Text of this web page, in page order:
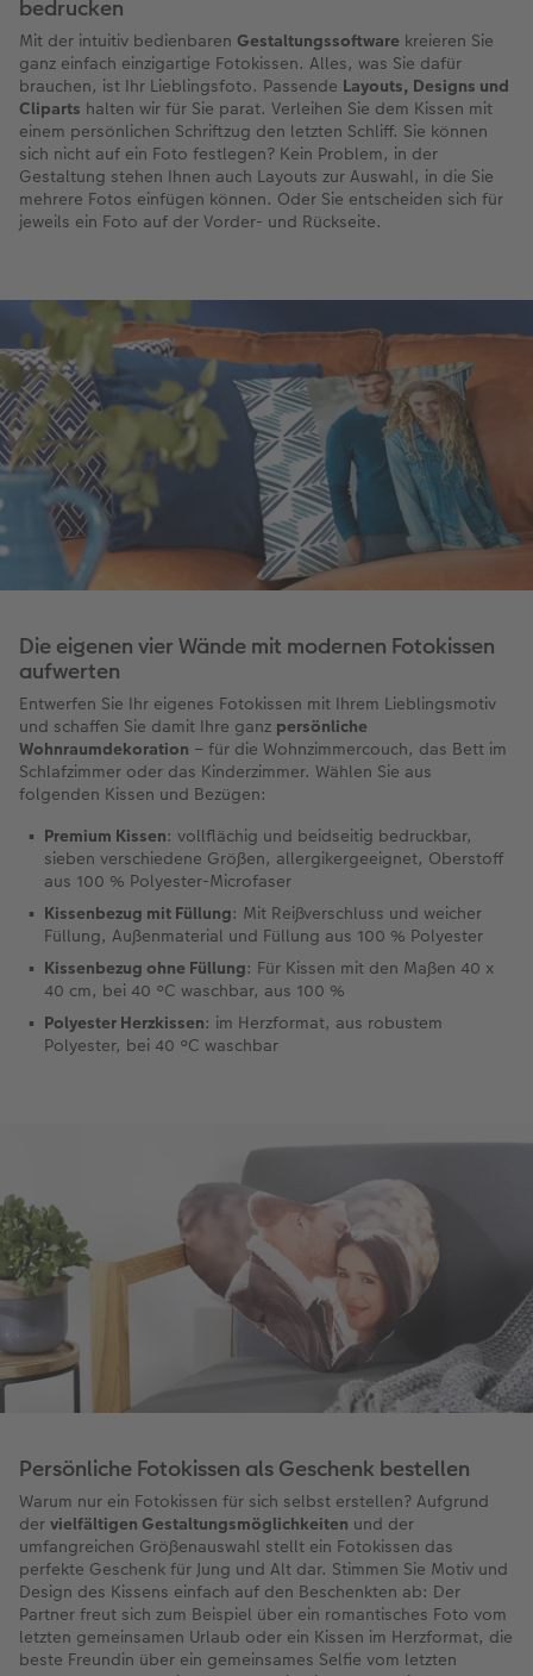
bedrucken
Mit der intuitiv bedienbaren Gestaltungssoftware kreieren Sie
ganz einfach einzigartige Fotokissen. Alles, was Sie dafür
brauchen, ist Ihr Lieblingsfoto. Passende Layouts, Designs und
Cliparts halten wir für Sie parat. Verleihen Sie dem Kissen mit
einem persönlichen Schriftzug den letzten Schliff. Sie können
sich nicht auf ein Foto festlegen? Kein Problem, in der
Gestaltung stehen Ihnen auch Layouts zur Auswahl, in die Sie
mehrere Fotos einfügen können. Oder Sie entscheiden sich für
jeweils ein Foto auf der Vorder- und Rückseite.
Die eigenen vier Wände mit modernen Fotokissen
aufwerten
Entwerfen Sie Ihr eigenes Fotokissen mit Ihrem Lieblingsmotiv
und schaffen Sie damit Ihre ganz persönliche
Wohnraumdekoration – für die Wohnzimmercouch, das Bett im
Schlafzimmer oder das Kinderzimmer. Wählen Sie aus
folgenden Kissen und Bezügen:
Premium Kissen: vollflächig und beidseitig bedruckbar,
sieben verschiedene Größen, allergikergeeignet, Oberstoff
aus 100 % Polyester-Microfaser
Kissenbezug mit Füllung: Mit Reißverschluss und weicher
Füllung, Außenmaterial und Füllung aus 100 % Polyester
Kissenbezug ohne Füllung: Für Kissen mit den Maßen 40 x
40 cm, bei 40 °C waschbar, aus 100 %
Polyester Herzkissen: im Herzformat, aus robustem
Polyester, bei 40 °C waschbar
Persönliche Fotokissen als Geschenk bestellen
Warum nur ein Fotokissen für sich selbst erstellen? Aufgrund
der vielfältigen Gestaltungsmöglichkeiten und der
umfangreichen Größenauswahl stellt ein Fotokissen das
perfekte Geschenk für Jung und Alt dar. Stimmen Sie Motiv und
Design des Kissens einfach auf den Beschenkten ab: Der
Partner freut sich zum Beispiel über ein romantisches Foto vom
letzten gemeinsamen Urlaub oder ein Kissen im Herzformat, die
beste Freundin über ein gemeinsames Selfie vom letzten